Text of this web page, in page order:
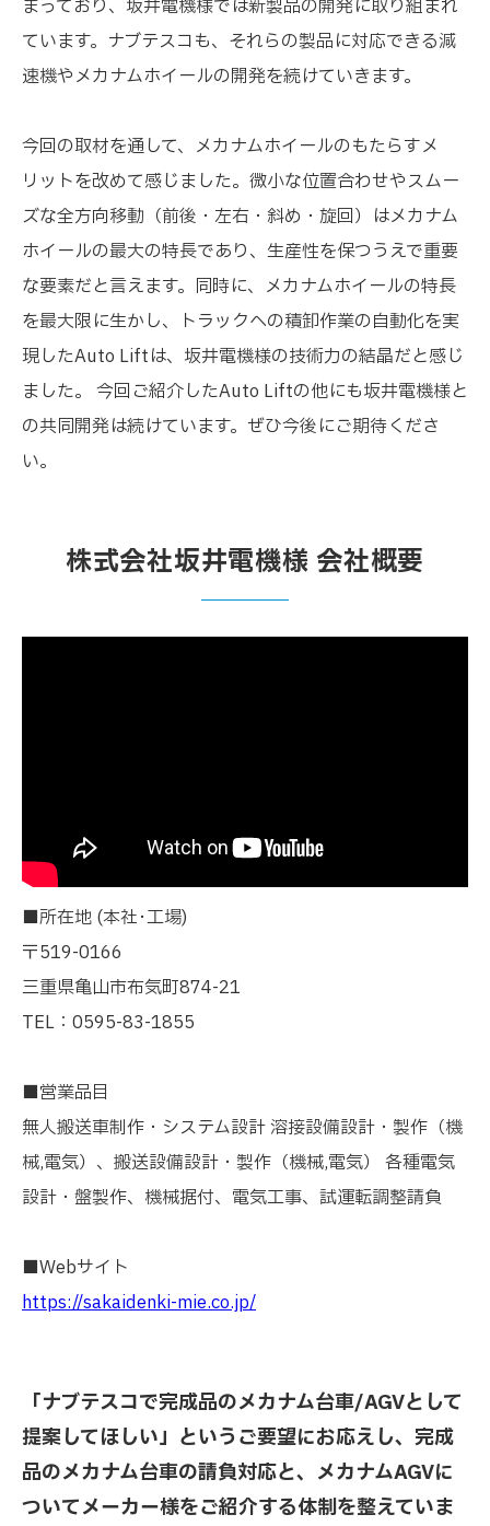
まっており、坂井電機様では新製品の開発に取り組まれ
ています。ナブテスコも、それらの製品に対応できる減
速機やメカナムホイールの開発を続けていきます。
今回の取材を通して、メカナムホイールのもたらすメ
リットを改めて感じました。微小な位置合わせやスムー
ズな全方向移動（前後・左右・斜め・旋回）はメカナム
ホイールの最大の特長であり、生産性を保つうえで重要
な要素だと言えます。同時に、メカナムホイールの特長
を最大限に生かし、トラックへの積卸作業の自動化を実
現したAuto Liftは、坂井電機様の技術力の結晶だと感じ
ました。 今回ご紹介したAuto Liftの他にも坂井電機様と
の共同開発は続けています。ぜひ今後にご期待くださ
い。
株式会社坂井電機様 会社概要
■所在地 (本社･工場)
〒519-0166
三重県亀山市布気町874-21
TEL：0595-83-1855
■営業品目
無人搬送車制作・システム設計 溶接設備設計・製作（機
械,電気）、搬送設備設計・製作（機械,電気） 各種電気
設計・盤製作、機械据付、電気工事、試運転調整請負
■Webサイト
https://sakaidenki-mie.co.jp/
「ナブテスコで完成品のメカナム台車/AGVとして
提案してほしい」というご要望にお応えし、完成
品のメカナム台車の請負対応と、メカナムAGVに
ついてメーカー様をご紹介する体制を整えていま